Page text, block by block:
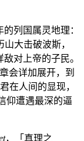
列国属灵地理：
大击破波斯，
对上帝的子民。
会详加展开，到
在人间的显现，
仰遭遇最深的逼
，「真理之